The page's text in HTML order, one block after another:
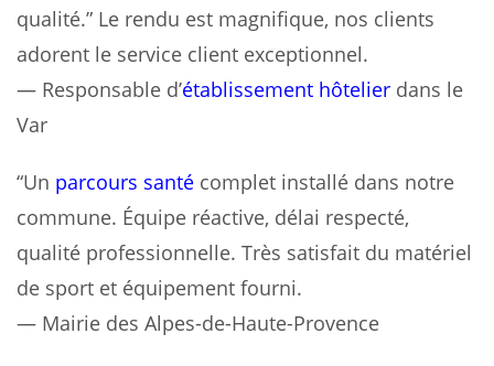
qualité.” Le rendu est magnifique, nos clients
adorent le service client exceptionnel.
— Responsable d’établissement hôtelier dans le
Var
“Un parcours santé complet installé dans notre
commune. Équipe réactive, délai respecté,
qualité professionnelle. Très satisfait du matériel
de sport et équipement fourni.
— Mairie des Alpes-de-Haute-Provence